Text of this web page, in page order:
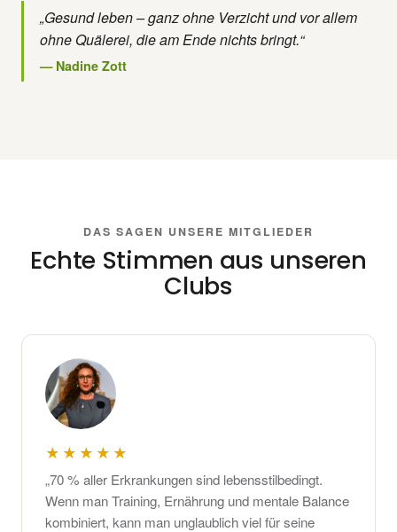
„Gesund leben – ganz ohne Verzicht und vor allem
ohne Quälerei, die am Ende nichts bringt.“
— Nadine Zott
DAS SAGEN UNSERE MITGLIEDER
Echte Stimmen aus unseren
Clubs
★★★★★
„70 % aller Erkrankungen sind lebensstilbedingt.
Wenn man Training, Ernährung und mentale Balance
kombiniert, kann man unglaublich viel für seine